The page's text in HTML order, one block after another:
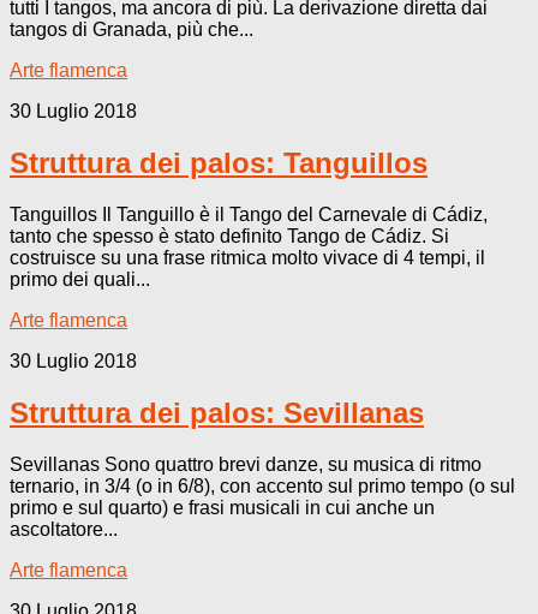
tutti I tangos, ma ancora di più. La derivazione diretta dai
tangos di Granada, più che...
Arte flamenca
30 Luglio 2018
Struttura dei palos: Tanguillos
Tanguillos Il Tanguillo è il Tango del Carnevale di Cádiz,
tanto che spesso è stato definito Tango de Cádiz. Si
costruisce su una frase ritmica molto vivace di 4 tempi, il
primo dei quali...
Arte flamenca
30 Luglio 2018
Struttura dei palos: Sevillanas
Sevillanas Sono quattro brevi danze, su musica di ritmo
ternario, in 3/4 (o in 6/8), con accento sul primo tempo (o sul
primo e sul quarto) e frasi musicali in cui anche un
ascoltatore...
Arte flamenca